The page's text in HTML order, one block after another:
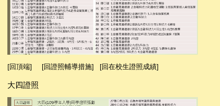
[回頂端] [回證照輔導措施] [回在校生證照成績]
大四證照